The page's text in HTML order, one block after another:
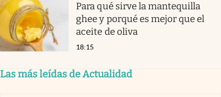
Para qué sirve la mantequilla
ghee y porqué es mejor que el
aceite de oliva
18:15
Las más leídas de Actualidad